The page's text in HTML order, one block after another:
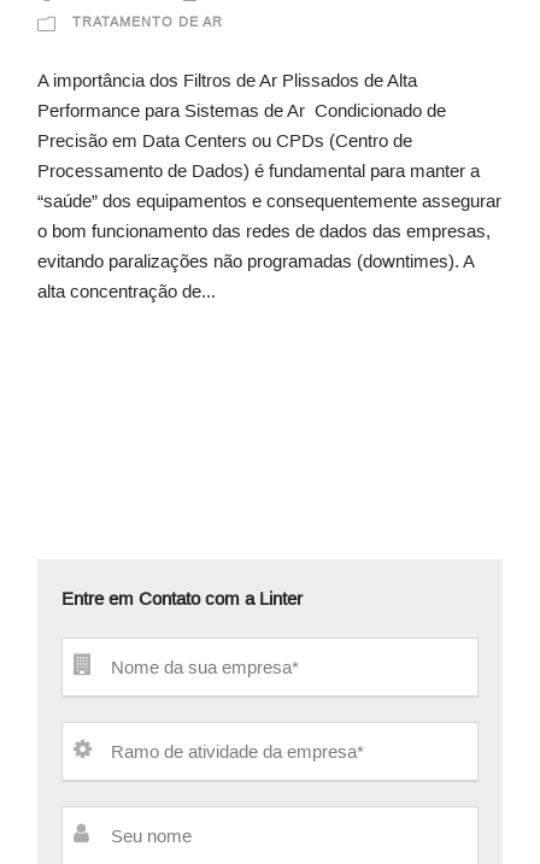
TRATAMENTO DE AR
A importância dos Filtros de Ar Plissados de Alta
Performance para Sistemas de Ar Condicionado de
Precisão em Data Centers ou CPDs (Centro de
Processamento de Dados) é fundamental para manter a
“saúde” dos equipamentos e consequentemente assegurar
o bom funcionamento das redes de dados das empresas,
evitando paralizações não programadas (downtimes). A
alta concentração de...
Entre em Contato com a Linter